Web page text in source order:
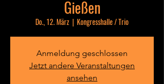
Gießen
Do., 12. März
  |
Kongresshalle / Trio
Anmeldung geschlossen
Jetzt andere Veranstaltungen
ansehen